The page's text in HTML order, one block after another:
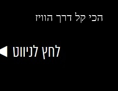
הכי קל דרך הוויז